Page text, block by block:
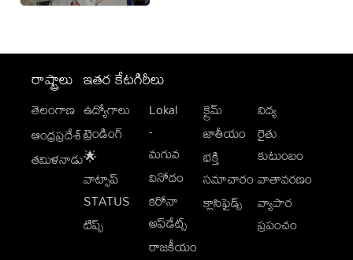
రాష్ట్రాలు
తెలంగాణ
ఆంధ్రప్రదేశ్
తమిళనాడు
ఇతర కేటగిరీలు
ఉద్యోగాలు
ట్రెండింగ్
🌟
వాట్సాప్
STATUS
టిప్స్
Lokal
-
మగువ
వినోదం
కరోనా
అప్‌డేట్స్
రాజకీయం
క్రైమ్
జాతీయం
భక్తి
సమాచారం
క్లాసిఫైడ్స్
విద్య
రైతు
కుటుంబం
వాతావరణం
వ్యాపార
ప్రపంచం